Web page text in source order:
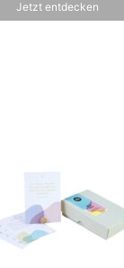
5
Jetzt entdecken